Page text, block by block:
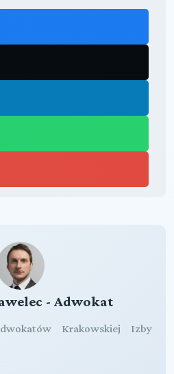
- Adwokat
Krakowskiej Izby